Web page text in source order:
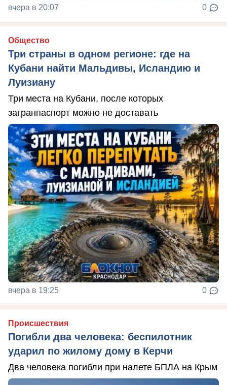
вчера в 20:07 0
Общество
Три страны в одном регионе: где на
Кубани найти Мальдивы, Исландию и
Луизиану
Три места на Кубани, после которых
загранпаспорт можно не доставать
вчера в 19:25 0
Происшествия
Погибли два человека: беспилотник
ударил по жилому дому в Керчи
Два человека погибли при налете БПЛА на Крым